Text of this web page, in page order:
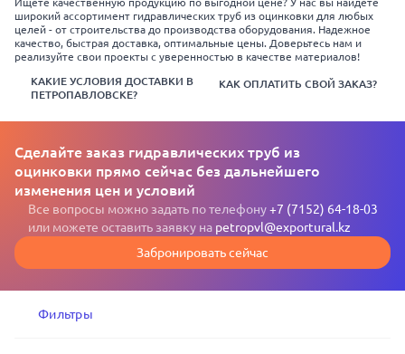
широкий ассортимент гидравлических труб из оцинковки для любых
целей - от строительства до производства оборудования. Надежное
качество, быстрая доставка, оптимальные цены. Доверьтесь нам и
реализуйте свои проекты с уверенностью в качестве материалов!
КАКИЕ УСЛОВИЯ ДОСТАВКИ В
ПЕТРОПАВЛОВСКЕ?
КАК ОПЛАТИТЬ СВОЙ ЗАКАЗ?
Сделайте заказ гидравлических труб из
оцинковки прямо сейчас без дальнейшего
изменения цен и условий
Все вопросы можно задать по телефону+7 (7152) 64-18-03
или можете оставить заявку на petropvl@exportural.kz
Забронировать сейчас
Фильтры